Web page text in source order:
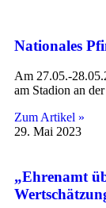
Nationales
Am 27.05.-
am Stadion an
Zum Artikel »
29. Mai 2023
„Ehrenamt